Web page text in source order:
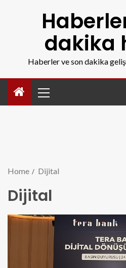
dakika
Haberler ve son dakika
Home Dijital
Dijital